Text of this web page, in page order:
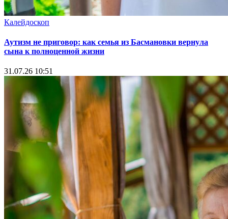
Калейдоскоп
Аутизм не приговор: как семья из Басмановки вернула
сына к полноценной жизни
31.07.26 10:51